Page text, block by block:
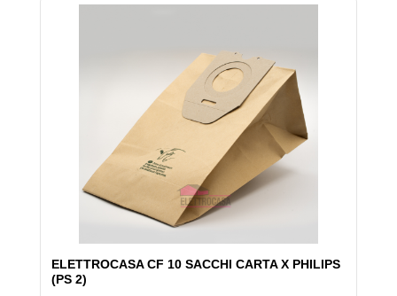
ELETTROCASA CF 10 SACCHI CARTA X PHILIPS
(PS 2)